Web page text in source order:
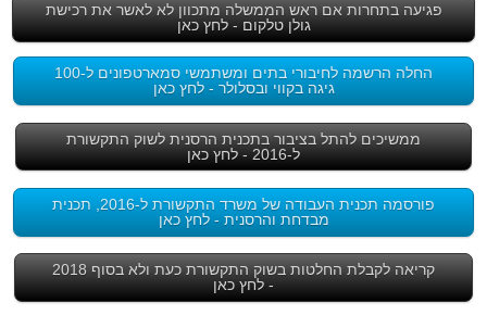
פגיעה בתחרות אם ראש הממשלה מתכוון לא לאשר את רכישת
גולן טלקום - לחץ כאן
החלה הרשמה לחיבורי בתים ומשתמשי סמארטפונים ל-100
גיגה בקווי ובסלולר - לחץ כאן
ממשיכים להתל בציבור בתכנית הרסנית לשוק התקשורת
ל-2016 - לחץ כאן
פורסמה תכנית העבודה של משרד התקשורת ל-2016, תכנית
מבדחת והרסנית - לחץ כאן
קריאה לקבלת החלטות בשוק התקשורת כעת ולא בסוף 2018
- לחץ כאן